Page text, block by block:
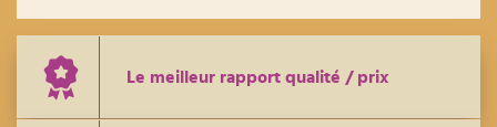
Le meilleur rapport qualité / prix